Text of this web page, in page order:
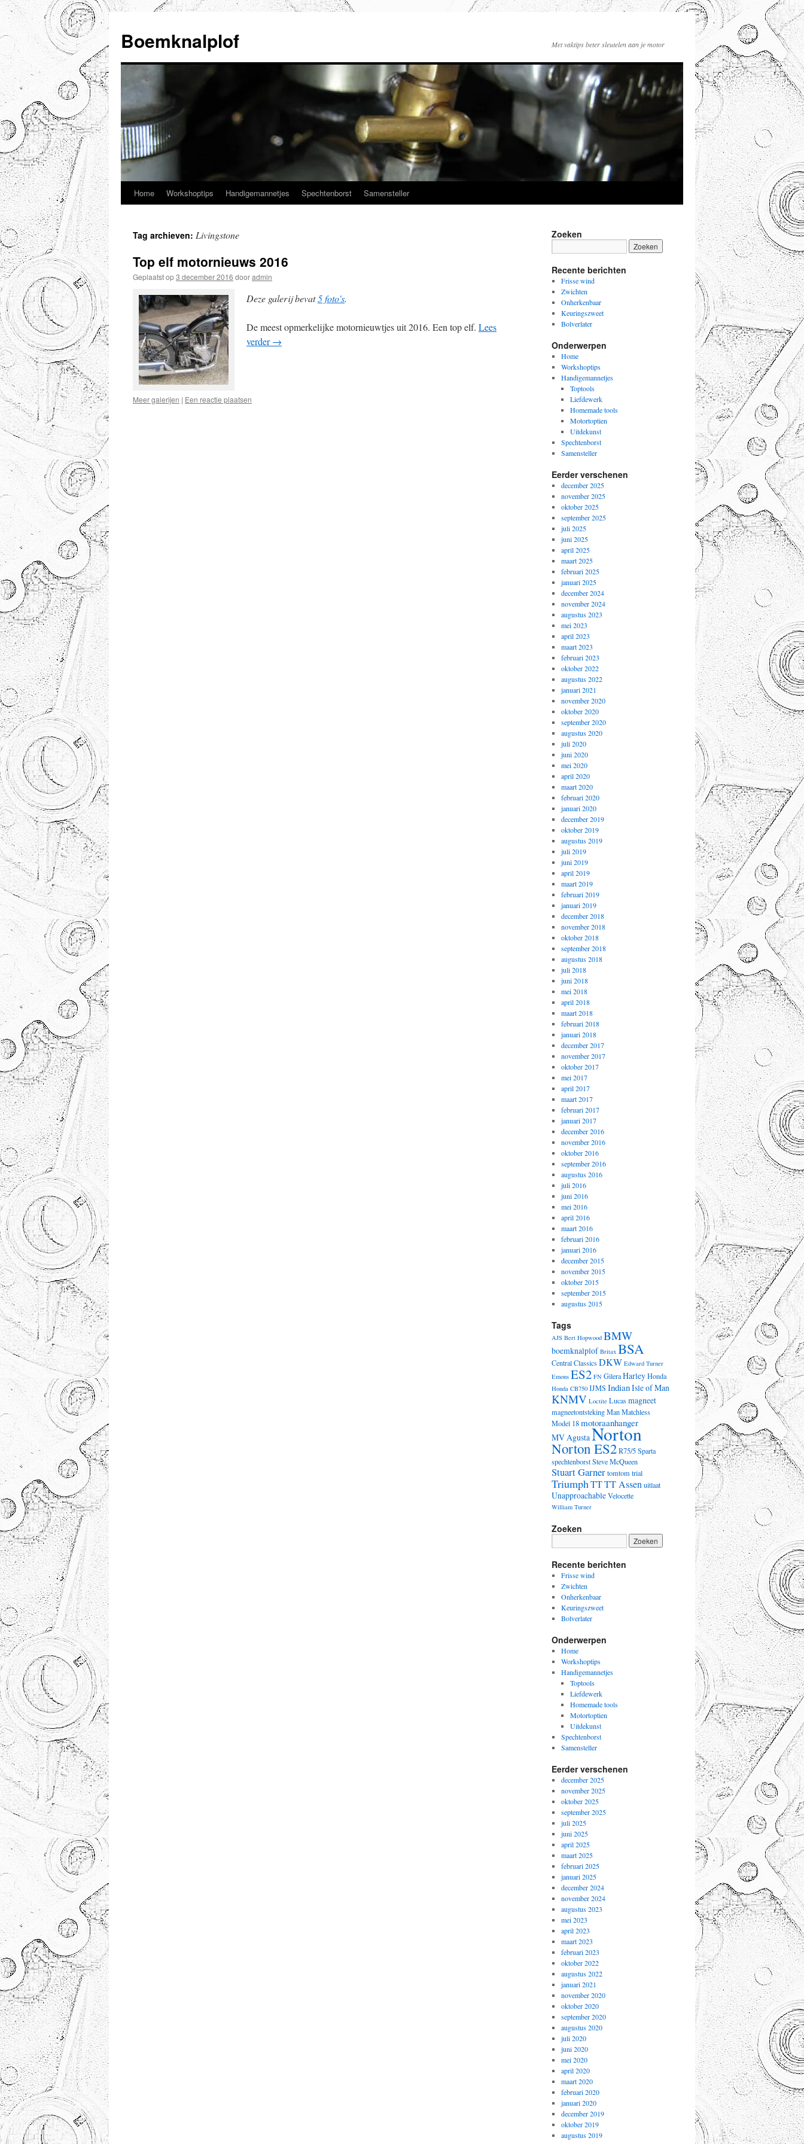
de
inhoud
Boemknalplof Met vaktips beter sleutelen aan je motor
Home Workshoptips Handigemannetjes Spechtenborst Samensteller
Tag archieven: Livingstone
Top elf motornieuws 2016
Geplaatst op3 december 2016 dooradmin
Deze galerij bevat5 foto's.
De meest opmerkelijke motornieuwtjes uit 2016. Een top elf. Lees
verder→
Meer galerijen | Een reactie plaatsen
Zoeken
Recente berichten
Frisse wind
Zwichten
Onherkenbaar
Keuringszweet
Bolverlater
Onderwerpen
Home
Workshoptips
Handigemannetjes
Toptools
Liefdewerk
Homemade tools
Motortoptien
Uitdekunst
Spechtenborst
Samensteller
Eerder verschenen
december 2025
november 2025
oktober 2025
september 2025
juli 2025
juni 2025
april 2025
maart 2025
februari 2025
januari 2025
december 2024
november 2024
augustus 2023
mei 2023
april 2023
maart 2023
februari 2023
oktober 2022
augustus 2022
januari 2021
november 2020
oktober 2020
september 2020
augustus 2020
juli 2020
juni 2020
mei 2020
april 2020
maart 2020
februari 2020
januari 2020
december 2019
oktober 2019
augustus 2019
juli 2019
juni 2019
april 2019
maart 2019
februari 2019
januari 2019
december 2018
november 2018
oktober 2018
september 2018
augustus 2018
juli 2018
juni 2018
mei 2018
april 2018
maart 2018
februari 2018
januari 2018
december 2017
november 2017
oktober 2017
mei 2017
april 2017
maart 2017
februari 2017
januari 2017
december 2016
november 2016
oktober 2016
september 2016
augustus 2016
juli 2016
juni 2016
mei 2016
april 2016
maart 2016
februari 2016
januari 2016
december 2015
november 2015
oktober 2015
september 2015
augustus 2015
Tags
AJS Bert Hopwood BMW
boemknalplof Britax BSA
Central ClassicsDKW Edward Turner
Emons ES2 FN GileraHarleyHonda
Honda CB750 IJMS IndianIsle of Man
KNMV Loctite Lucasmagneet
magneetontstekingManMatchless
Model 18motoraanhanger
MV AgustaNorton
Norton ES2R75/5Sparta
spechtenborstSteve McQueen
Stuart Garnertomtom trial
TriumphTTTT Assen uitlaat
UnapproachableVelocette
William Turner
Zoeken
Recente berichten
Frisse wind
Zwichten
Onherkenbaar
Keuringszweet
Bolverlater
Onderwerpen
Home
Workshoptips
Handigemannetjes
Toptools
Liefdewerk
Homemade tools
Motortoptien
Uitdekunst
Spechtenborst
Samensteller
Eerder verschenen
december 2025
november 2025
oktober 2025
september 2025
juli 2025
juni 2025
april 2025
maart 2025
februari 2025
januari 2025
december 2024
november 2024
augustus 2023
mei 2023
april 2023
maart 2023
februari 2023
oktober 2022
augustus 2022
januari 2021
november 2020
oktober 2020
september 2020
augustus 2020
juli 2020
juni 2020
mei 2020
april 2020
maart 2020
februari 2020
januari 2020
december 2019
oktober 2019
augustus 2019